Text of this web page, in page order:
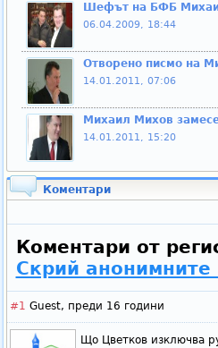
Шефът на БФБ
06.04.2009, 18:44
Отворено писмо на
14.01.2011, 07:06
Михаил Михов
14.01.2011, 15:20
Коментари
Коментари от
Скрий анонимните
#1 Guest, преди 16 години
Що Цветков изключва